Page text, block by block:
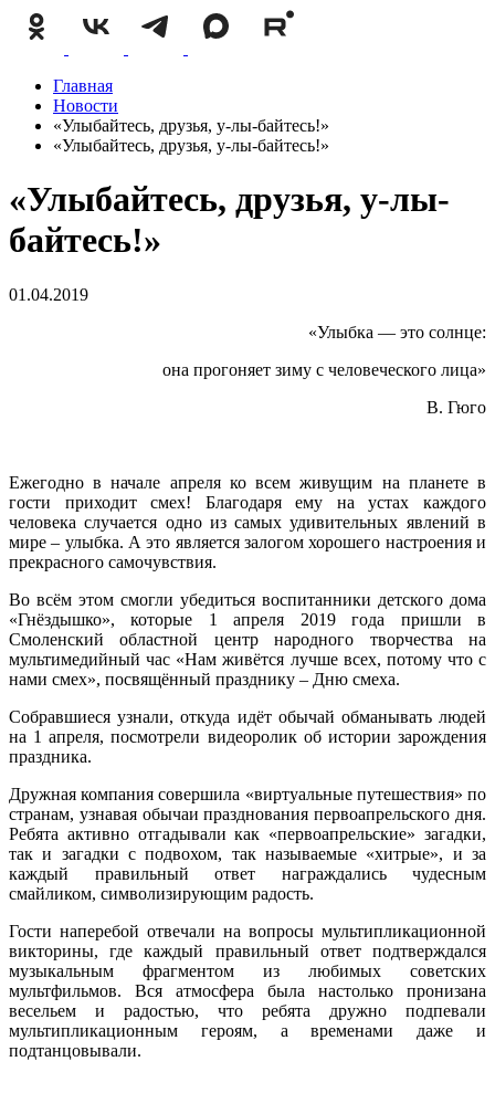
Главная
Новости
«Улыбайтесь, друзья, у-лы-байтесь!»
«Улыбайтесь, друзья, у-лы-байтесь!»
«Улыбайтесь, друзья, у-лы-
байтесь!»
01.04.2019
«Улыбка — это солнце:
она прогоняет зиму с человеческого лица»
В. Гюго
Ежегодно в начале апреля ко всем живущим на планете в
гости приходит смех! Благодаря ему на устах каждого
человека случается одно из самых удивительных явлений в
мире – улыбка. А это является залогом хорошего настроения и
прекрасного самочувствия.
Во всём этом смогли убедиться воспитанники детского дома
«Гнёздышко», которые 1 апреля 2019 года пришли в
Смоленский областной центр народного творчества на
мультимедийный час «Нам живётся лучше всех, потому что с
нами смех», посвящённый празднику – Дню смеха.
Собравшиеся узнали, откуда идёт обычай обманывать людей
на 1 апреля, посмотрели видеоролик об истории зарождения
праздника.
Дружная компания совершила «виртуальные путешествия» по
странам, узнавая обычаи празднования первоапрельского дня.
Ребята активно отгадывали как «первоапрельские» загадки,
так и загадки с подвохом, так называемые «хитрые», и за
каждый правильный ответ награждались чудесным
смайликом, символизирующим радость.
Гости наперебой отвечали на вопросы мультипликационной
викторины, где каждый правильный ответ подтверждался
музыкальным фрагментом из любимых советских
мультфильмов. Вся атмосфера была настолько пронизана
весельем и радостью, что ребята дружно подпевали
мультипликационным героям, а временами даже и
подтанцовывали.